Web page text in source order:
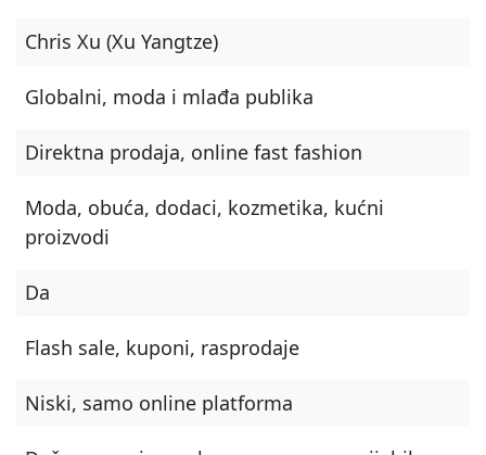
Chris Xu (Xu Yangtze)
Globalni, moda i mlađa publika
Direktna prodaja, online fast fashion
Moda, obuća, dodaci, kozmetika, kućni
proizvodi
Da
Flash sale, kuponi, rasprodaje
Niski, samo online platforma